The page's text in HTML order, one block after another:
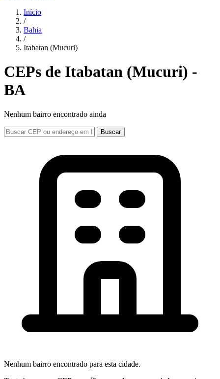
Início
/
Bahia
/
Itabatan (Mucuri)
CEPs de Itabatan (Mucuri) -
BA
Nenhum bairro encontrado ainda
Buscar
Nenhum bairro encontrado para esta cidade.